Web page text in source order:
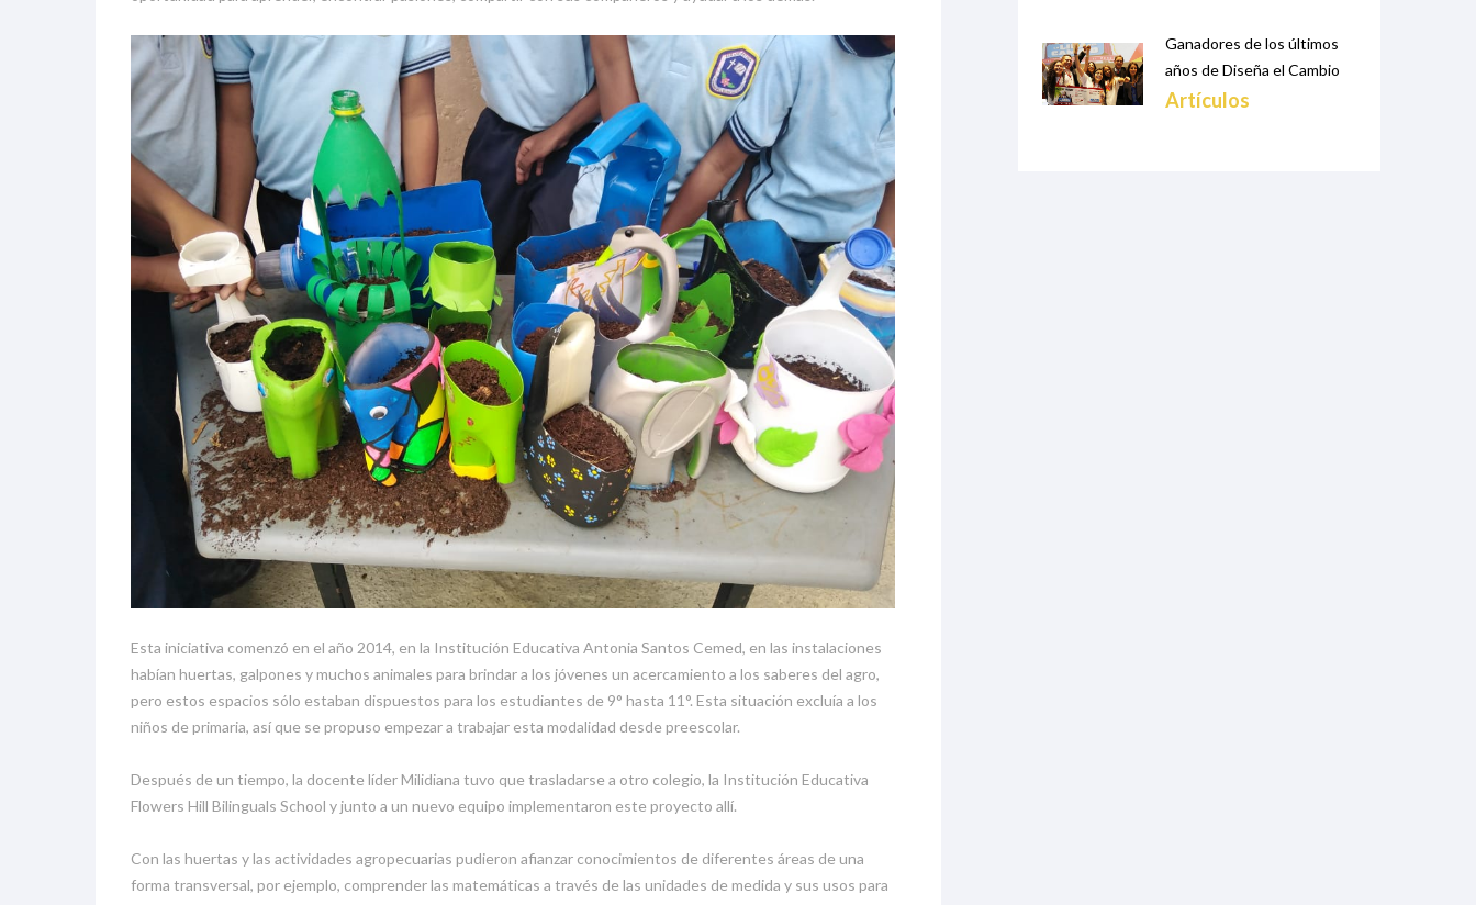
Esta iniciativa comenzó en el año 2014, en la Institución Educativa Antonia Santos Cemed, en las instalaciones
habían huertas, galpones y muchos animales para brindar a los jóvenes un acercamiento a los saberes del agro,
pero estos espacios sólo estaban dispuestos para los estudiantes de 9° hasta 11°. Esta situación excluía a los
niños de primaria, así que se propuso empezar a trabajar esta modalidad desde preescolar.
Después de un tiempo, la docente líder Milidiana tuvo que trasladarse a otro colegio, la Institución Educativa
Flowers Hill Bilinguals School y junto a un nuevo equipo implementaron este proyecto allí.
Con las huertas y las actividades agropecuarias pudieron afianzar conocimientos de diferentes áreas de una
forma transversal, por ejemplo, comprender las matemáticas a través de las unidades de medida y sus usos para
Ganadores de los últimos
años de Diseña el Cambio
Artículos